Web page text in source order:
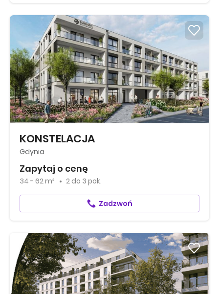
KONSTELACJA
Gdynia
Zapytaj o cenę
34 - 62 m² 2 do 3 pok.
Zadzwoń